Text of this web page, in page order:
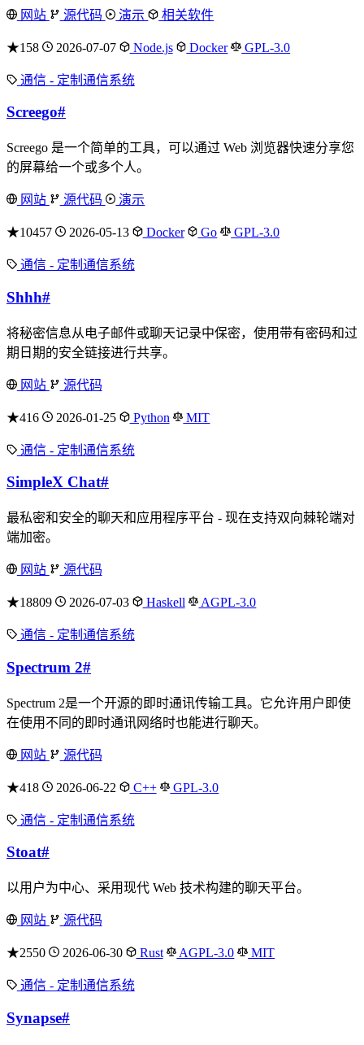
网站 源代码 演示 相关软件
★158 2026-07-07 Node.js Docker GPL-3.0
通信 - 定制通信系统
Screego#
Screego 是一个简单的工具，可以通过 Web 浏览器快速分享您
的屏幕给一个或多个人。
网站 源代码 演示
★10457 2026-05-13 Docker Go GPL-3.0
通信 - 定制通信系统
Shhh#
将秘密信息从电子邮件或聊天记录中保密，使用带有密码和过
期日期的安全链接进行共享。
网站 源代码
★416 2026-01-25 Python MIT
通信 - 定制通信系统
SimpleX Chat#
最私密和安全的聊天和应用程序平台 - 现在支持双向棘轮端对
端加密。
网站 源代码
★18809 2026-07-03 Haskell AGPL-3.0
通信 - 定制通信系统
Spectrum 2#
Spectrum 2是一个开源的即时通讯传输工具。它允许用户即使
在使用不同的即时通讯网络时也能进行聊天。
网站 源代码
★418 2026-06-22 C++ GPL-3.0
通信 - 定制通信系统
Stoat#
以用户为中心、采用现代 Web 技术构建的聊天平台。
网站 源代码
★2550 2026-06-30 Rust AGPL-3.0 MIT
通信 - 定制通信系统
Synapse#